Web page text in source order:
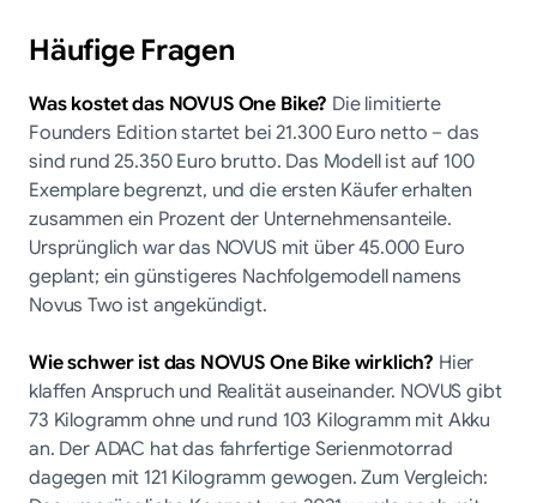
Häufige Fragen
Was kostet das NOVUS One Bike? Die limitierte
Founders Edition startet bei 21.300 Euro netto – das
sind rund 25.350 Euro brutto. Das Modell ist auf 100
Exemplare begrenzt, und die ersten Käufer erhalten
zusammen ein Prozent der Unternehmensanteile.
Ursprünglich war das NOVUS mit über 45.000 Euro
geplant; ein günstigeres Nachfolgemodell namens
Novus Two ist angekündigt.
Wie schwer ist das NOVUS One Bike wirklich? Hier
klaffen Anspruch und Realität auseinander. NOVUS gibt
73 Kilogramm ohne und rund 103 Kilogramm mit Akku
an. Der ADAC hat das fahrfertige Serienmotorrad
dagegen mit 121 Kilogramm gewogen. Zum Vergleich: